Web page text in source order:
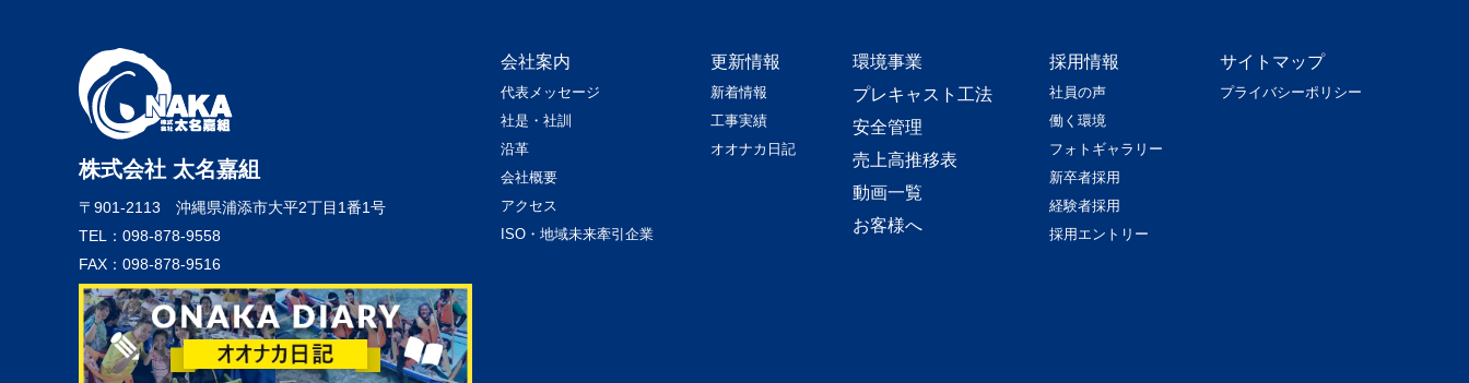
株式会社 太名嘉組
〒901-2113 沖縄県浦添市大平2丁目1番1号
TEL：098-878-9558
FAX：098-878-9516
会社案内
代表メッセージ
社是・社訓
沿革
会社概要
アクセス
ISO・地域未来牽引企業
更新情報
新着情報
工事実績
オオナカ日記
環境事業
プレキャスト工法
安全管理
売上高推移表
動画一覧
お客様へ
採用情報
社員の声
働く環境
フォトギャラリー
新卒者採用
経験者採用
採用エントリー
サイトマップ
プライバシーポリシー